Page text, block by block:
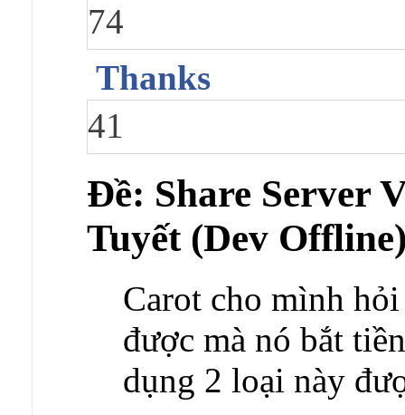
74
Thanks
41
Ðề: Share Server
Tuyết (Dev
Carot cho mình
được mà nó bắt
dụng 2 loại này